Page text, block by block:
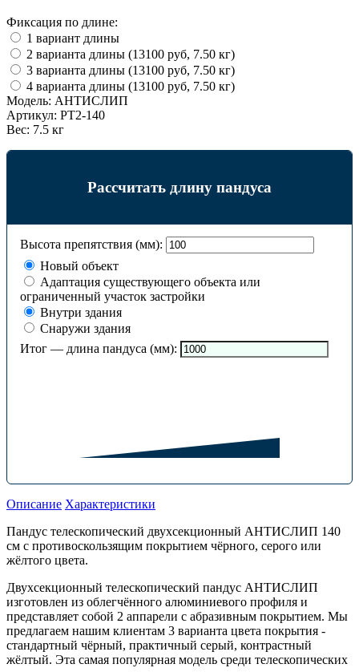
Фиксация по длине:
1 вариант длины
2 варианта длины (13100 руб, 7.50 кг)
3 варианта длины (13100 руб, 7.50 кг)
4 варианта длины (13100 руб, 7.50 кг)
Модель: АНТИСЛИП
Артикул: PT2-140
Вес: 7.5 кг
Рассчитать длину пандуса
Высота препятствия (мм):
Новый объект
Адаптация существующего объекта или
ограниченный участок застройки
Внутри здания
Снаружи здания
Итог — длина пандуса (мм):
Описание Характеристики
Пандус телескопический двухсекционный АНТИСЛИП 140
см с противоскользящим покрытием чёрного, серого или
жёлтого цвета.
Двухсекционный телескопический пандус АНТИСЛИП
изготовлен из облегчённого алюминиевого профиля и
представляет собой 2 аппарели с абразивным покрытием. Мы
предлагаем нашим клиентам 3 варианта цвета покрытия -
стандартный чёрный, практичный серый, контрастный
жёлтый. Эта самая популярная модель среди телескопических